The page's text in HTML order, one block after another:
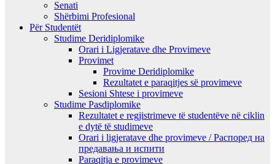
Senati
Shërbimi Profesional
Për Studentët
Studime Deridiplomike
Orari i Ligjeratave dhe Provimeve
Provimet
Provime Deridiplomike
Rezultatet e paraqitjes së provimeve
Sesioni Shtese i provimeve
Studime Pasdiplomike
Rezultatet e regjistrimeve të studentëve në ciklin
e dytë të studimeve
Orari i ligjeratave dhe provimeve / Распоред на
предавањa и испити
Paraqitja e provimeve